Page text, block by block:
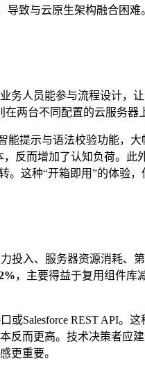
致与云原生架构融合困难
务人员能参与流程设计，
两台不同配置的云服务器
能提示与语法校验功能，
反而增加了认知负荷。
。这种“开箱即用”的体验
投入、服务器资源消耗、
，主要得益于复用组件库
Salesforce REST API。
而更高。技术决策者应
更重要。